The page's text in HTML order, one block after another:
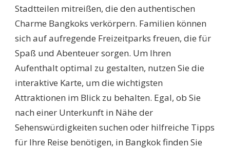
Stadtteilen mitreißen, die den authentischen
Charme Bangkoks verkörpern. Familien können
sich auf aufregende Freizeitparks freuen, die für
Spaß und Abenteuer sorgen. Um Ihren
Aufenthalt optimal zu gestalten, nutzen Sie die
interaktive Karte, um die wichtigsten
Attraktionen im Blick zu behalten. Egal, ob Sie
nach einer Unterkunft in Nähe der
Sehenswürdigkeiten suchen oder hilfreiche Tipps
für Ihre Reise benötigen, in Bangkok finden Sie